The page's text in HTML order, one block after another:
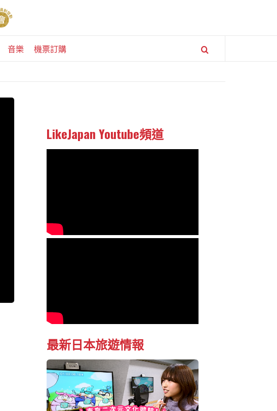
音樂 機票訂購
LikeJapan Youtube頻道
最新日本旅遊情報